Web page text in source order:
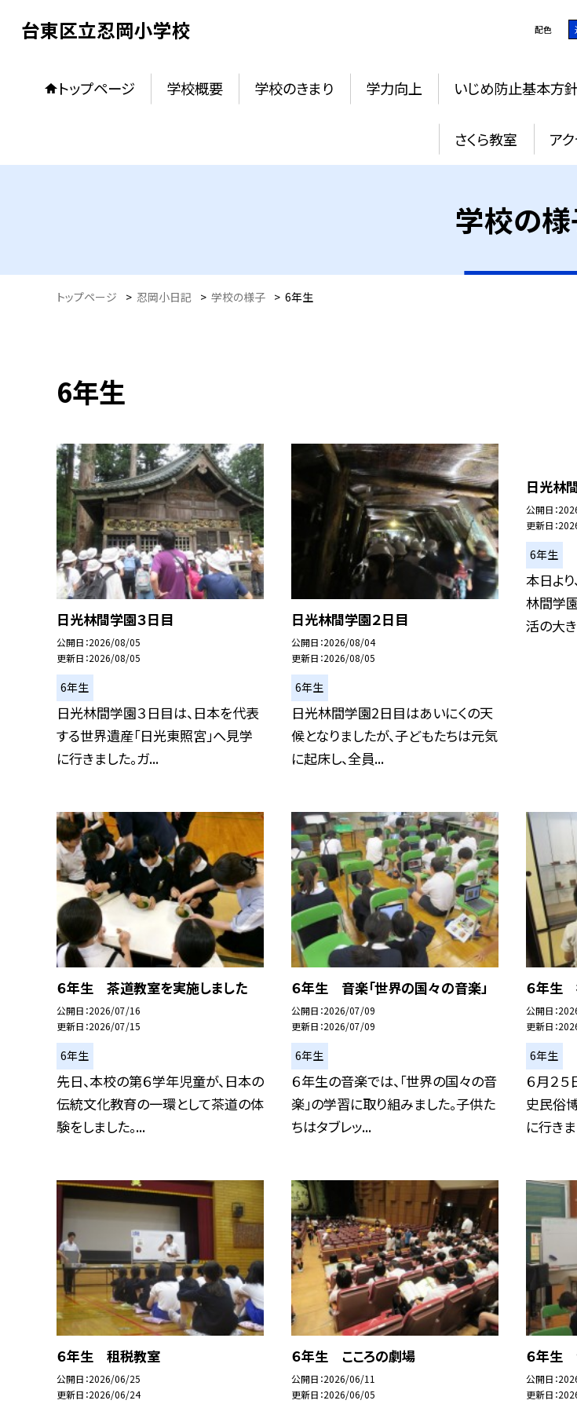
台東区立忍岡小学校 配色
トップページ 学校概要 学校のきまり 学力向上 いじめ防止基本方針
さくら教室 ア
学校の
トップページ > 忍岡小日記 > 学校の様子 > 6年生
6年生
日光林間学園３日目
公開日 2026/08/05
更新日 2026/08/05
6年生
日光林間学園３日目は、日本を代表
する世界遺産「日光東照宮」へ見学
に行きました。ガ...
日光林間学園２日目
公開日 2026/08/04
更新日 2026/08/05
6年生
日光林間学園2日目はあいにくの天
候となりましたが、子どもたちは元気
に起床し、全員...
日光林
公開日
更新日
6年生
本日よ
林間学
活の大
６年生 茶道教室を実施しました
公開日 2026/07/16
更新日 2026/07/15
6年生
先日、本校の第６学年児童が、日本の
伝統文化教育の一環として茶道の体
験をしました。...
６年生 音楽「世界の国々の音楽」
公開日 2026/07/09
更新日 2026/07/09
6年生
６年生の音楽では、「世界の国々の音
楽」の学習に取り組みました。子供た
ちはタブレッ...
６年生
公開日
更新日
6年生
６月２
史民俗
に行き
６年生 租税教室
公開日 2026/06/25
更新日 2026/06/24
６年生 こころの劇場
公開日 2026/06/11
更新日 2026/06/05
６年生
公開日
更新日